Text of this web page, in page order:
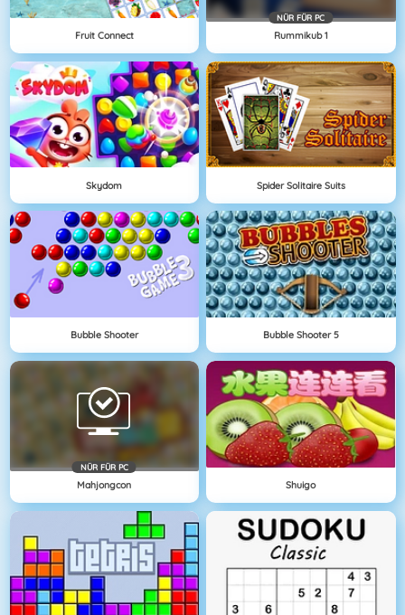
Fruit Connect
NÜR FÜR PC
Rummikub 1
Skydom Spider Solitaire Suits
Bubble Shooter Bubble Shooter 5
NÜR FÜR PC
Mahjongcon Shuigo